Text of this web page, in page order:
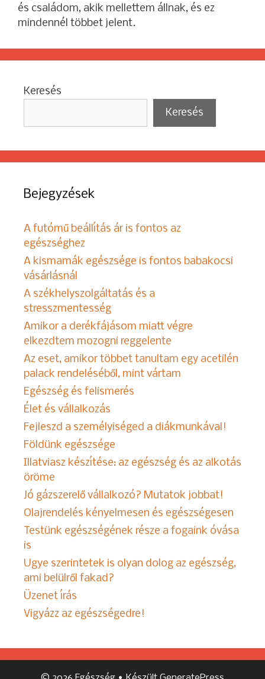
és családom, akik mellettem állnak, és ez
mindennél többet jelent.
Keresés
Keresés
Bejegyzések
A futómű beállítás ár is fontos az
egészséghez
A kismamák egészsége is fontos babakocsi
vásárlásnál
A székhelyszolgáltatás és a
stresszmentesség
Amikor a derékfájásom miatt végre
elkezdtem mozogni reggelente
Az eset, amikor többet tanultam egy acetilén
palack rendeléséből, mint vártam
Egészség és felismerés
Élet és vállalkozás
Fejleszd a személyiséged a diákmunkával!
Földünk egészsége
Illatviasz készítése: az egészség és az alkotás
öröme
Jó gázszerelő vállalkozó? Mutatok jobbat!
Olajrendelés kényelmesen és egészségesen
Testünk egészségének része a fogaink óvása
is
Ugye szerintetek is olyan dolog az egészség,
ami belülről fakad?
Üzenet írás
Vigyázz az egészségedre!